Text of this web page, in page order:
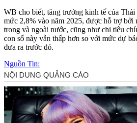
WB cho biết, tăng trưởng kinh tế của Thái
mức 2,8% vào năm 2025, được hỗ trợ bởi
trong và ngoài nước, cũng như chi tiêu
con số này vẫn thấp hơn so với mức dự
đưa ra trước đó.
Nguồn Tin: